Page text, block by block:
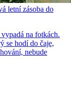
letní zásoba do
na fotkách.
se hodí do čaje,
nebude